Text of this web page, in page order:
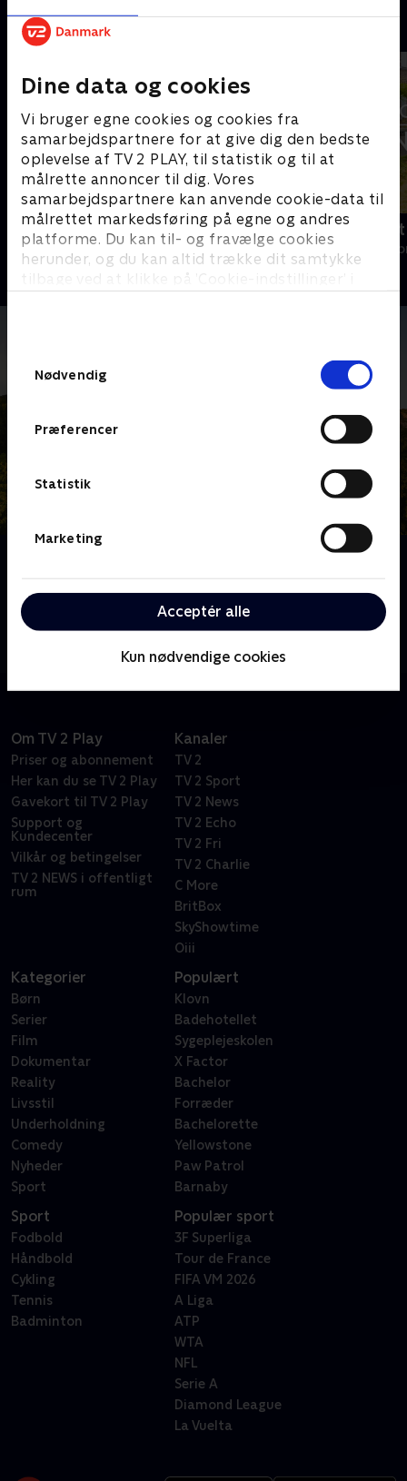
Dine data og cookies
Vi bruger egne cookies og cookies fra
samarbejdspartnere for at give dig den bedste
oplevelse af TV 2 PLAY, til statistik og til at
målrette annoncer til dig. Vores
samarbejdspartnere kan anvende cookie-data til
målrettet markedsføring på egne og andres
platforme. Du kan til- og fravælge cookies
herunder, og du kan altid trække dit samtykke
tilbage ved at klikke på ’Cookie-indstillinger’ i
Nødvendig
Præferencer
Statistik
Marketing
Acceptér alle
Kun nødvendige cookies
Andre så også
Linde på Langeland
Livsstil • 5 sæsoner Livsstil • 1
drømmehjemmene for helt almindelige mennesker.
Følg deres eventyr og hårde arbejde, når de realiserer
deres drømme om alt fra vinkældre til nye haveanlæg
Om TV 2 Play
Priser og abonnement
Her kan du se TV 2 Play
Gavekort til TV 2 Play
Support og
Kundecenter
Vilkår og betingelser
TV 2 NEWS i offentligt
rum
Kanaler
TV 2
TV 2 Sport
TV 2 News
TV 2 Echo
TV 2 Fri
TV 2 Charlie
C More
BritBox
SkyShowtime
Oiii
Kategorier
Børn
Serier
Film
Dokumentar
Reality
Livsstil
Underholdning
Comedy
Nyheder
Sport
Populært
Klovn
Badehotellet
Sygeplejeskolen
X Factor
Bachelor
Forræder
Bachelorette
Yellowstone
Paw Patrol
Barnaby
Sport
Fodbold
Håndbold
Cykling
Tennis
Badminton
Populær sport
3F Superliga
Tour de France
FIFA VM 2026
A Liga
ATP
WTA
NFL
Serie A
Diamond League
La Vuelta